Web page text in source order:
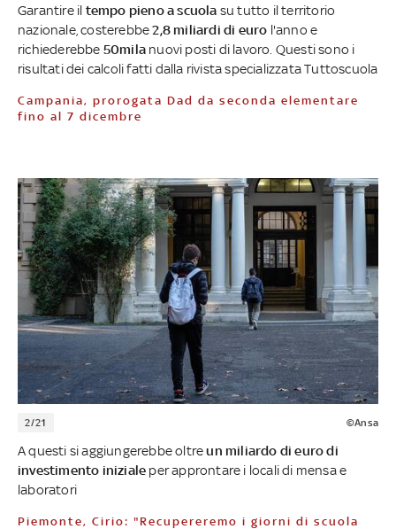
Garantire il tempo pieno a scuola su tutto il territorio
nazionale, costerebbe2,8 miliardi di euro l'anno e
richiederebbe 50mila nuovi posti di lavoro. Questi sono i
risultati dei calcoli fatti dalla rivista specializzata Tuttoscuola
Campania, prorogata Dad da seconda elementare
fino al 7 dicembre
2/21 ©Ansa
A questi si aggiungerebbe oltreun miliardo di euro di
investimento iniziale per approntare i locali di mensa e
laboratori
Piemonte, Cirio: "Recupereremo i giorni di scuola